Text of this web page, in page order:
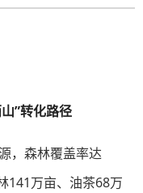
”转化路径
，森林覆盖率达
141万亩、油茶68万